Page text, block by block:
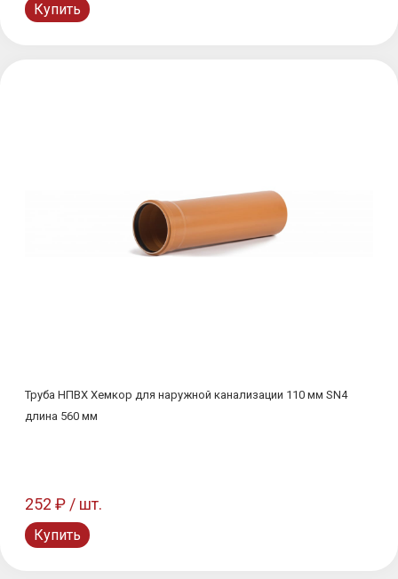
Купить
Труба НПВХ Хемкор для наружной канализации 110 мм SN4
длина 560 мм
252 ₽ / шт.
Купить